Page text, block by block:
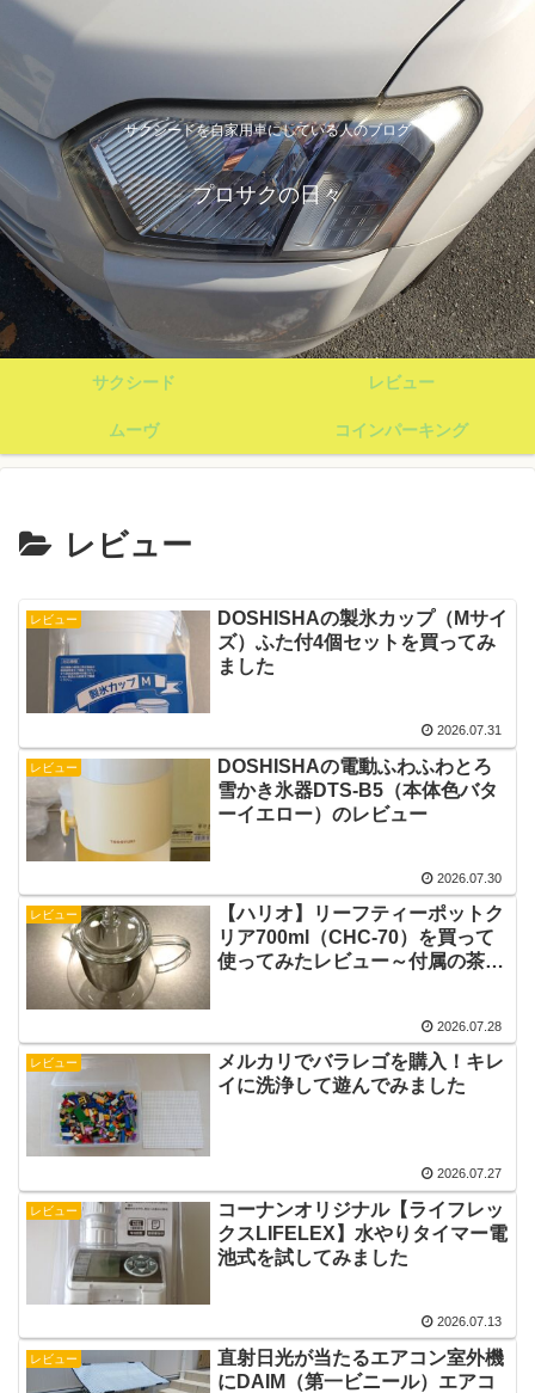
サクシードを自家用車にしている人のブログ
プロサクの日々
サクシード レビュー
ムーヴ コインパーキング
レビュー
レビュー
DOSHISHAの製氷カップ（Mサイ
ズ）ふた付4個セットを買ってみ
ました
2026.07.31
レビュー
DOSHISHAの電動ふわふわとろ
雪かき氷器DTS‐B5（本体色バタ
ーイエロー）のレビュー
2026.07.30
レビュー
【ハリオ】リーフティーポットク
リア700ml（CHC-70）を買って
使ってみたレビュー～付属の茶こ
2026.07.28
レビュー
メルカリでバラレゴを購入！キレ
イに洗浄して遊んでみました
2026.07.27
レビュー
コーナンオリジナル【ライフレッ
クスLIFELEX】水やりタイマー電
池式を試してみました
2026.07.13
レビュー
直射日光が当たるエアコン室外機
にDAIM（第一ビニール）エアコ